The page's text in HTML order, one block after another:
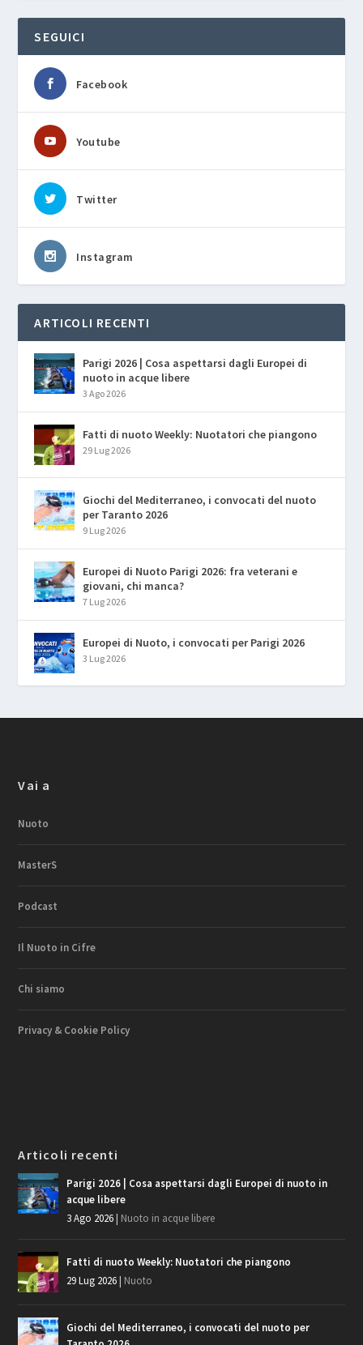
SEGUICI
Facebook
Youtube
Twitter
Instagram
ARTICOLI RECENTI
Parigi 2026 | Cosa aspettarsi dagli Europei di
nuoto in acque libere
3 Ago 2026
Fatti di nuoto Weekly: Nuotatori che piangono
29 Lug 2026
Giochi del Mediterraneo, i convocati del nuoto
per Taranto 2026
9 Lug 2026
Europei di Nuoto Parigi 2026: fra veterani e
giovani, chi manca?
7 Lug 2026
Europei di Nuoto, i convocati per Parigi 2026
3 Lug 2026
Vai a
Nuoto
MasterS
Podcast
Il Nuoto in Cifre
Chi siamo
Privacy & Cookie Policy
Articoli recenti
Parigi 2026 | Cosa aspettarsi dagli Europei di nuoto in
acque libere
3 Ago 2026| Nuoto in acque libere
Fatti di nuoto Weekly: Nuotatori che piangono
29 Lug 2026| Nuoto
Giochi del Mediterraneo, i convocati del nuoto per